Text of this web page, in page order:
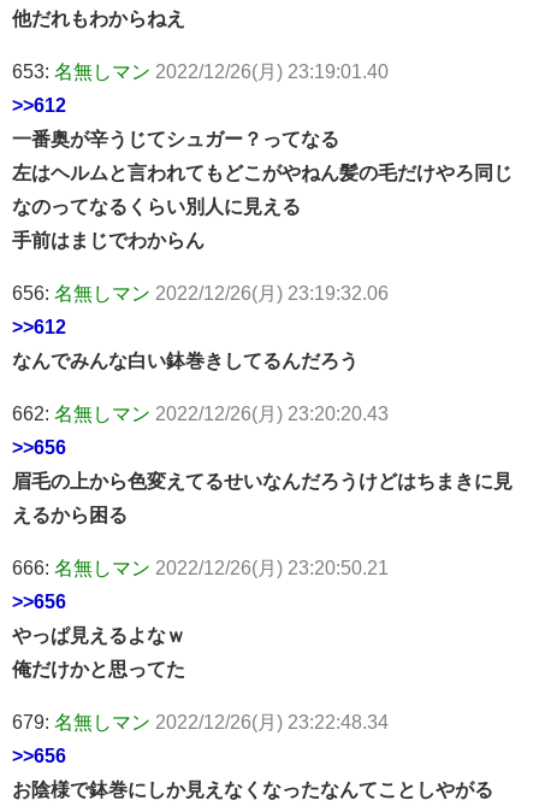
他だれもわからねえ
653: 名無しマン 2022/12/26(月) 23:19:01.40
>>612
一番奥が辛うじてシュガー？ってなる
左はヘルムと言われてもどこがやねん髪の毛だけやろ同じ
なのってなるくらい別人に見える
手前はまじでわからん
656: 名無しマン 2022/12/26(月) 23:19:32.06
>>612
なんでみんな白い鉢巻きしてるんだろう
662: 名無しマン 2022/12/26(月) 23:20:20.43
>>656
眉毛の上から色変えてるせいなんだろうけどはちまきに見
えるから困る
666: 名無しマン 2022/12/26(月) 23:20:50.21
>>656
やっぱ見えるよなｗ
俺だけかと思ってた
679: 名無しマン 2022/12/26(月) 23:22:48.34
>>656
お陰様で鉢巻にしか見えなくなったなんてことしやがる